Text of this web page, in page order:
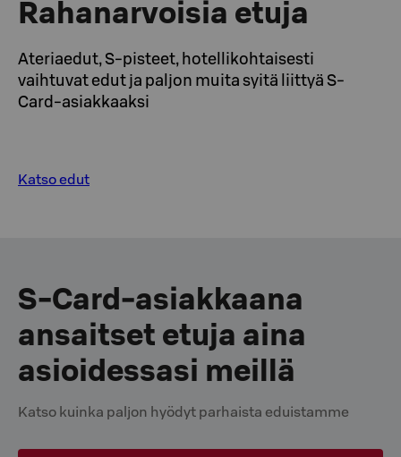
Rahanarvoisia etuja
Ateriaedut, S-pisteet, hotellikohtaisesti
vaihtuvat edut ja paljon muita syitä liittyä S-
Card-asiakkaaksi
Katso edut
S‑Card-asiakkaana
ansaitset etuja aina
asioidessasi meillä
Katso kuinka paljon hyödyt parhaista eduistamme